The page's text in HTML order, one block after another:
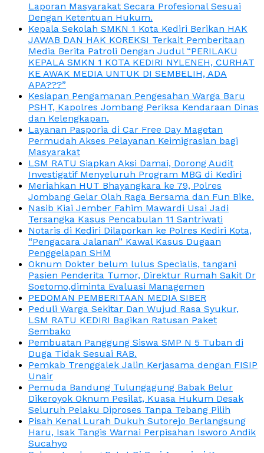
Laporan Masyarakat Secara Profesional Sesuai
Dengan Ketentuan Hukum.
Kepala Sekolah SMKN 1 Kota Kediri Berikan HAK
JAWAB DAN HAK KOREKSI Terkait Pemberitaan
Media Berita Patroli Dengan Judul “PERILAKU
KEPALA SMKN 1 KOTA KEDIRI NYLENEH, CURHAT
KE AWAK MEDIA UNTUK DI SEMBELIH, ADA
APA???”
Kesiapan Pengamanan Pengesahan Warga Baru
PSHT, Kapolres Jombang Periksa Kendaraan Dinas
dan Kelengkapan.
Layanan Pasporia di Car Free Day Magetan
Permudah Akses Pelayanan Keimigrasian bagi
Masyarakat
LSM RATU Siapkan Aksi Damai, Dorong Audit
Investigatif Menyeluruh Program MBG di Kediri
Meriahkan HUT Bhayangkara ke 79, Polres
Jombang Gelar Olah Raga Bersama dan Fun Bike.
Nasib Kiai Jember Fahim Mawardi Usai Jadi
Tersangka Kasus Pencabulan 11 Santriwati
Notaris di Kediri Dilaporkan ke Polres Kediri Kota,
“Pengacara Jalanan” Kawal Kasus Dugaan
Penggelapan SHM
Oknum Dokter belum lulus Specialis, tangani
Pasien Penderita Tumor, Direktur Rumah Sakit Dr
Soetomo,diminta Evaluasi Managemen
PEDOMAN PEMBERITAAN MEDIA SIBER
Peduli Warga Sekitar Dan Wujud Rasa Syukur,
LSM RATU KEDIRI Bagikan Ratusan Paket
Sembako
Pembuatan Panggung Siswa SMP N 5 Tuban di
Duga Tidak Sesuai RAB.
Pemkab Trenggalek Jalin Kerjasama dengan FISIP
Unair
Pemuda Bandung Tulungagung Babak Belur
Dikeroyok Oknum Pesilat, Kuasa Hukum Desak
Seluruh Pelaku Diproses Tanpa Tebang Pilih
Pisah Kenal Lurah Dukuh Sutorejo Berlangsung
Haru, Isak Tangis Warnai Perpisahan Isworo Andik
Sucahyo